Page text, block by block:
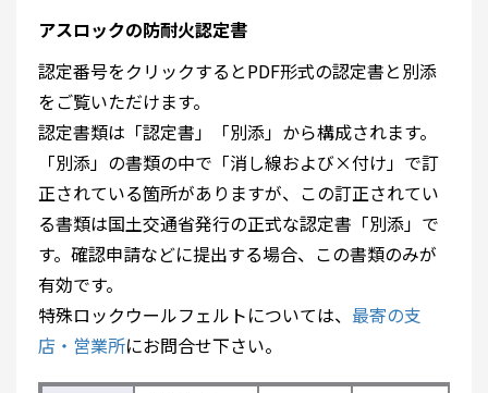
アスロックの防耐火認定書
認定番号をクリックするとPDF形式の認定書と別添
をご覧いただけます。
認定書類は「認定書」「別添」から構成されます。
「別添」の書類の中で「消し線および×付け」で訂
正されている箇所がありますが、この訂正されてい
る書類は国土交通省発行の正式な認定書「別添」で
す。確認申請などに提出する場合、この書類のみが
有効です。
特殊ロックウールフェルトについては、 最寄の支
店・営業所にお問合せ下さい。